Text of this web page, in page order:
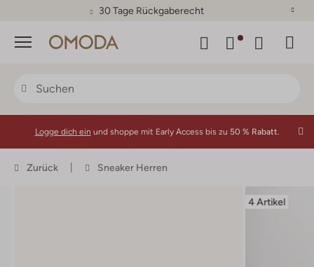
30 Tage Rückgaberecht
Menü
Logge dich ein und shoppe mit Early Access bis zu 50 % Rabatt.
Zurück Sneaker Herren
4 Artikel